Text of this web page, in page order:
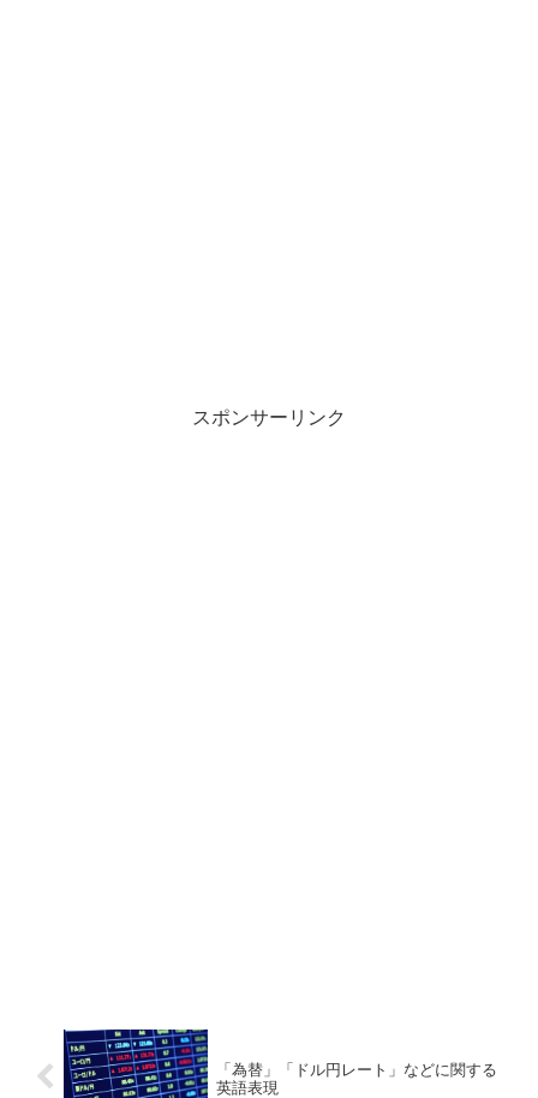
スポンサーリンク
「為替」「ドル円レート」などに関する
英語表現